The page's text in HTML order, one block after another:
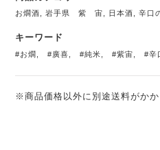
お燗酒 ,岩手県 紫 宙 日本酒 ,辛口
キーワード
#お燗 ,#廣喜 ,#純米 ,#紫宙 ,#辛
※商品価格以外に別途送料がかか